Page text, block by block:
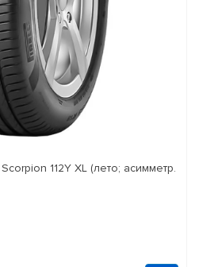
112Y XL (лето; асимметр.